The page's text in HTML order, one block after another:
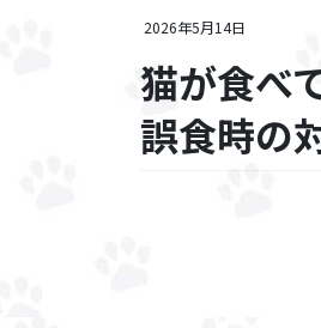
2026年5月14日
猫が食べ
誤食時の